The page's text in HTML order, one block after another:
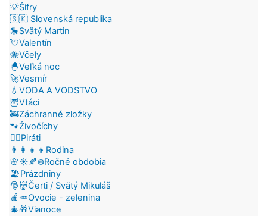
💡Šifry
🇸🇰 Slovenská republika
🎠Svätý Martin
💘Valentín
🐝Včely
🐣Veľká noc
🚀Vesmír
💧VODA A VODSTVO
🦉Vtáci
🚒Záchranné zložky
🐾Živočíchy
🏴‍☠️Piráti
👨‍👩‍👧‍👦Rodina
🌸☀️🍂❄️Ročné obdobia
🏖️Prázdniny
🎅👹Čerti / Svätý Mikuláš
🍎🥕Ovocie - zelenina
🎄🎁Vianoce